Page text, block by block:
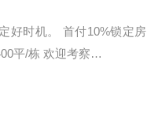
好时机。 首付10%锁定房
平/栋 欢迎考察…